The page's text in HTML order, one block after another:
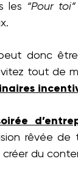
les
“Pour toi”
donc
tout de
rêvée de
du